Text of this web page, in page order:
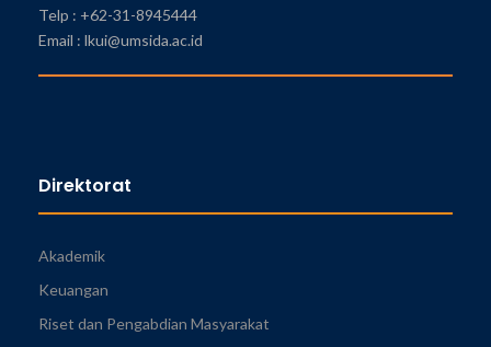
Telp : +62-31-8945444
Email : lkui@umsida.ac.id
Direktorat
Akademik
Keuangan
Riset dan Pengabdian Masyarakat